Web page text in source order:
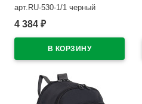
арт.RU-530-1/1 черный
32х45х23 см
4 384 ₽